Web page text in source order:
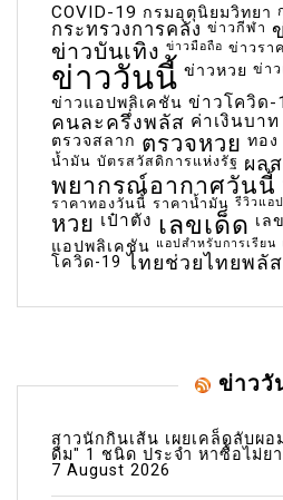
COVID-19 กรมอุตุนิยมวิทยา
กระทรวงการคลัง ข่าวกีฬา
ข่าวบันเทิง ข่าวมือถือ ข่าวรา
ข่าววันนี้ ข่าวหวย ข่าว
ข่าวแอปพลิเคชัน ข่าวโควิด-
คนละครึ่งพลัส ค่าเงินบาท
ตรวจสลาก ตรวจหวย ทอง
น้ำมัน บัตรสวัสดิการแห่งรัฐ ผล
พยากรณ์อากาศวันนี้
ราคาทองวันนี้ ราคาน้ำมัน รีวิวแอป
หวย เป๋าตัง เลขเด็ด เล
แอปพลิเคชัน แอปสำหรับการเรียน
โควิด-19 ไทยช่วยไทยพลัส
ข่าววั
สาวนักกินเส้น เผยเคล็ดลับผอ
ดื่ม" 1 ชนิด ประจำ หาซื้อไม่ย
7 August 2026